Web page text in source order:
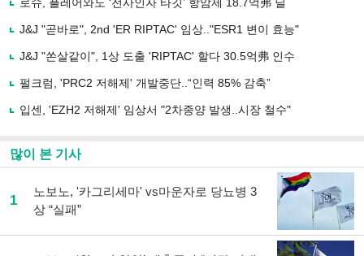
기
사
유
기
J&J "곧바로", 2nd 'ER RIPTAC' 임상.."ESR1 변이 효능"
J&J "쏜살같이", 1상 도출 'RIPTAC' 할다 30.5억弗 인수
펄크럼, 'PRC2 저해제' 개발중단..“인력 85% 감축”
입센, 'EZH2 저해제' 임상서 "2차종양 발생..시장 철수"
많이 본 기사
1
노보노, '카그리세마' vs마운자로 당뇨병 3
상 “실패”